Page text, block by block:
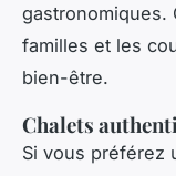
gastronomiques.
familles et les
bien-être.
Chalets
Si vous préférez